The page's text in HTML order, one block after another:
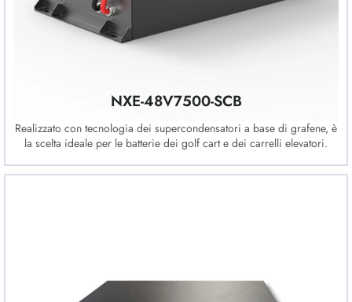
NXE-48V7500-SCB
Realizzato con tecnologia dei supercondensatori a base di grafene, è
la scelta ideale per le batterie dei golf cart e dei carrelli elevatori.